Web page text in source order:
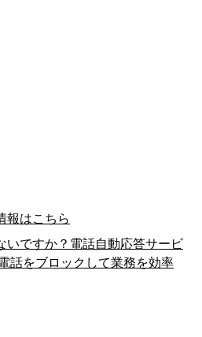
報はこちら
いですか？電話自動応答サービ
話をブロックして業務を効率